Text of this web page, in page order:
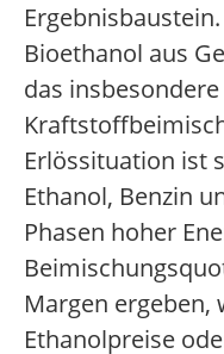
Bioethanol aus
das
Erlössituation ist
Ethanol, Benzin
Phasen hoher
Margen ergeben,
Ethanolpreise